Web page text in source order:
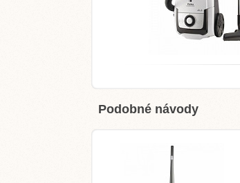
Podobné návody